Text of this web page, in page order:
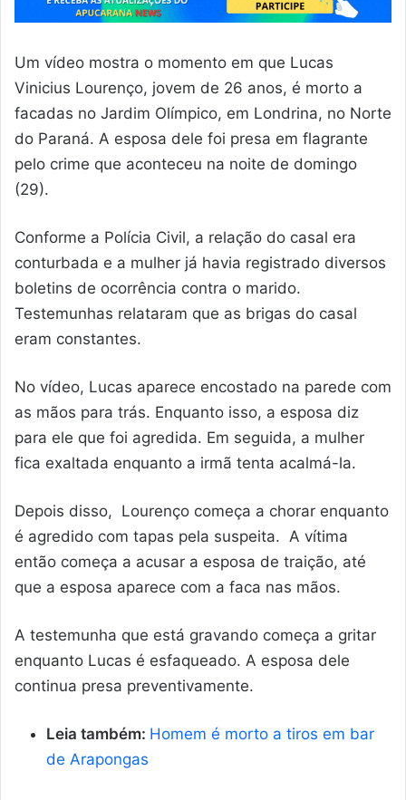
Um vídeo mostra o momento em que Lucas
Vinicius Lourenço, jovem de 26 anos, é morto a
facadas no Jardim Olímpico, em Londrina, no Norte
do Paraná. A esposa dele foi presa em flagrante
pelo crime que aconteceu na noite de domingo
(29).
Conforme a Polícia Civil, a relação do casal era
conturbada e a mulher já havia registrado diversos
boletins de ocorrência contra o marido.
Testemunhas relataram que as brigas do casal
eram constantes.
No vídeo, Lucas aparece encostado na parede com
as mãos para trás. Enquanto isso, a esposa diz
para ele que foi agredida. Em seguida, a mulher
fica exaltada enquanto a irmã tenta acalmá-la.
Depois disso, Lourenço começa a chorar enquanto
é agredido com tapas pela suspeita. A vítima
então começa a acusar a esposa de traição, até
que a esposa aparece com a faca nas mãos.
A testemunha que está gravando começa a gritar
enquanto Lucas é esfaqueado. A esposa dele
continua presa preventivamente.
Leia também: Homem é morto a tiros em bar
de Arapongas